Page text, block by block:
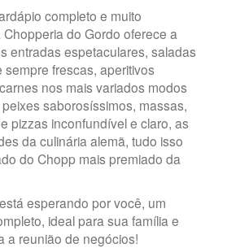
completo e muito
do Gordo oferece a
entradas espetaculares, saladas
sempre frescas, aperitivos
nos mais variados modos
saborosíssimos, massas,
pizzas inconfundível e claro, as
da culinária alemã, tudo isso
do Chopp mais premiado da
esperando por você, um
ideal para sua família e
a reunião de negócios!